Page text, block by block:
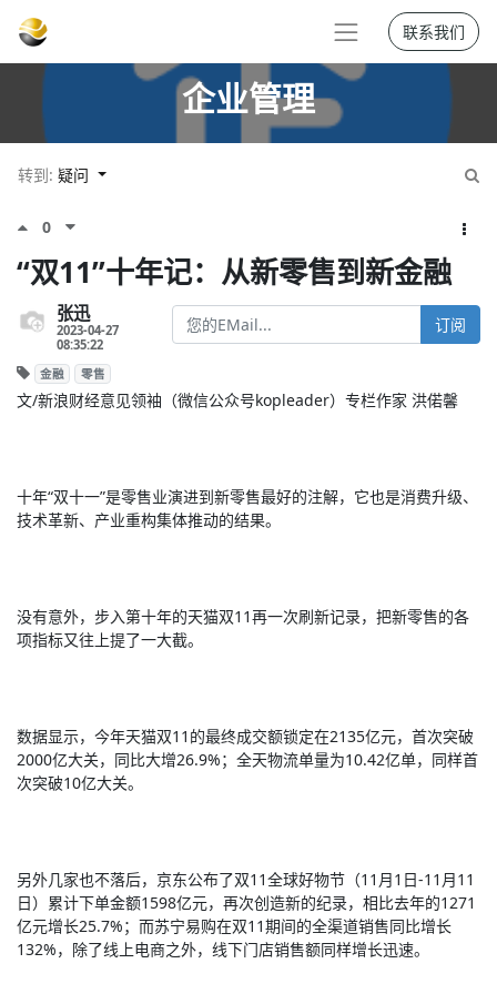
联系我们
企业管理
转到: 疑问
0
“双11”十年记：从新零售到新金融
张迅
2023-04-27
08:35:22
订阅
金融 零售
文/新浪财经意见领袖（微信公众号kopleader）专栏作家 洪偌馨
十年“双十一”是零售业演进到新零售最好的注解，它也是消费升级、
技术革新、产业重构集体推动的结果。
没有意外，步入第十年的天猫双11再一次刷新记录，把新零售的各
项指标又往上提了一大截。
数据显示，今年天猫双11的最终成交额锁定在2135亿元，首次突破
2000亿大关，同比大增26.9%；全天物流单量为10.42亿单，同样首
次突破10亿大关。
另外几家也不落后，京东公布了双11全球好物节（11月1日-11月11
日）累计下单金额1598亿元，再次创造新的纪录，相比去年的1271
亿元增长25.7%；而苏宁易购在双11期间的全渠道销售同比增长
132%，除了线上电商之外，线下门店销售额同样增长迅速。